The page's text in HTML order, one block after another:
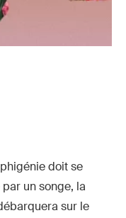
doit se
un songe, la
sur le